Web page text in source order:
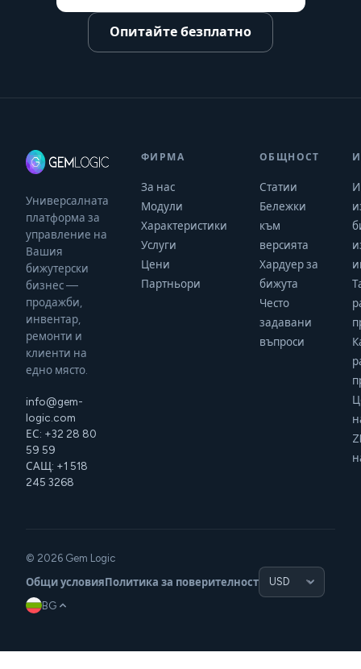
Опитайте безплатно
Универсалната
платформа за
управление на
Вашия
бижутерски
бизнес —
продажби,
инвентар,
ремонти и
клиенти на
едно място.
info@gem-
logic.com
ЕС: +32 28 80
59 59
САЩ: +1 518
245 3268
ФИРМА
За нас
Модули
Характеристики
Услуги
Цени
Партньори
ОБЩНОСТ
Статии
Бележки
към
версията
Хардуер за
бижута
Често
задавани
въпроси
© 2026 Gem Logic
Общи условияПолитика за поверителност
BG